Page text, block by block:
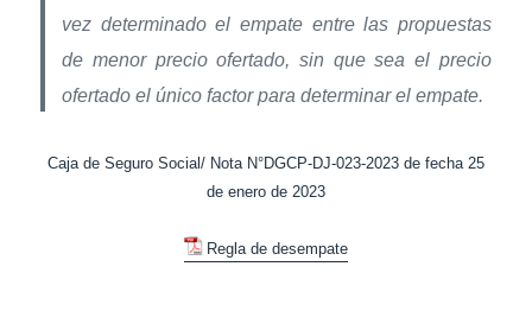
vez determinado el empate entre las propuestas
de menor precio ofertado, sin que sea el precio
ofertado el único factor para determinar el empate.
Caja de Seguro Social/ Nota N°DGCP-DJ-023-2023 de fecha 25
de enero de 2023
Regla de desempate